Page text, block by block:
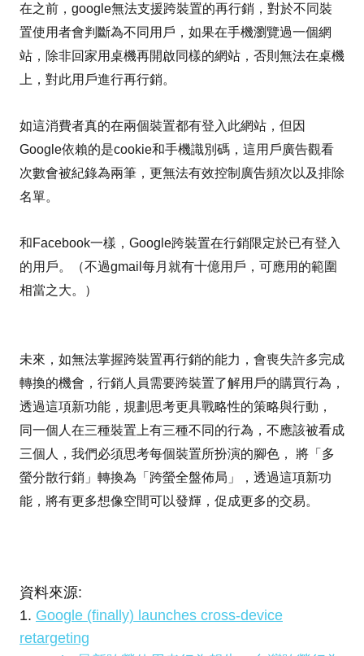
在之前，google無法支援跨裝置的再行銷，對於不同裝
置使用者會判斷為不同用戶，如果在手機瀏覽過一個網
站，除非回家用桌機再開啟同樣的網站，否則無法在桌機
上，對此用戶進行再行銷。
如這消費者真的在兩個裝置都有登入此網站，但因
Google依賴的是cookie和手機識別碼，這用戶廣告觀看
次數會被紀錄為兩筆，更無法有效控制廣告頻次以及排除
名單。
和Facebook一樣，Google跨裝置在行銷限定於已有登入
的用戶。（不過gmail每月就有十億用戶，可應用的範圍
相當之大。）
未來，如無法掌握跨裝置再行銷的能力，會喪失許多完成
轉換的機會，行銷人員需要跨裝置了解用戶的購買行為，
透過這項新功能，規劃思考更具戰略性的策略與行動，
同一個人在三種裝置上有三種不同的行為，不應該被看成
三個人，我們必須思考每個裝置所扮演的腳色， 將「多
螢分散行銷」轉換為「跨螢全盤佈局」，透過這項新功
能，將有更多想像空間可以發輝，促成更多的交易。
資料來源:
1. Google (finally) launches cross-device
retargeting